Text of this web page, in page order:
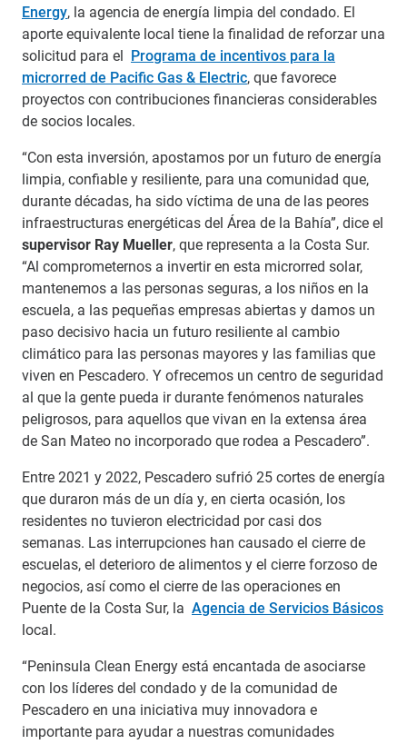
Energy, la agencia de energía limpia del condado. El
aporte equivalente local tiene la finalidad de reforzar una
solicitud para el Programa de incentivos para la
microrred de Pacific Gas & Electric, que favorece
proyectos con contribuciones financieras considerables
de socios locales.
“Con esta inversión, apostamos por un futuro de energía
limpia, confiable y resiliente, para una comunidad que,
durante décadas, ha sido víctima de una de las peores
infraestructuras energéticas del Área de la Bahía”, dice el
supervisor Ray Mueller, que representa a la Costa Sur.
“Al comprometernos a invertir en esta microrred solar,
mantenemos a las personas seguras, a los niños en la
escuela, a las pequeñas empresas abiertas y damos un
paso decisivo hacia un futuro resiliente al cambio
climático para las personas mayores y las familias que
viven en Pescadero. Y ofrecemos un centro de seguridad
al que la gente pueda ir durante fenómenos naturales
peligrosos, para aquellos que vivan en la extensa área
de San Mateo no incorporado que rodea a Pescadero”.
Entre 2021 y 2022, Pescadero sufrió 25 cortes de energía
que duraron más de un día y, en cierta ocasión, los
residentes no tuvieron electricidad por casi dos
semanas. Las interrupciones han causado el cierre de
escuelas, el deterioro de alimentos y el cierre forzoso de
negocios, así como el cierre de las operaciones en
Puente de la Costa Sur, la Agencia de Servicios Básicos
local.
“Peninsula Clean Energy está encantada de asociarse
con los líderes del condado y de la comunidad de
Pescadero en una iniciativa muy innovadora e
importante para ayudar a nuestras comunidades